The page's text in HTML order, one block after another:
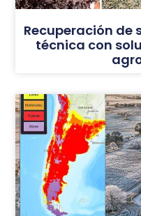
Recuperación de
técnica con